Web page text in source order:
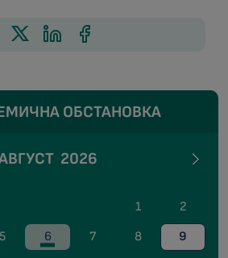
ОБСТАНОВКА
2026
1
2
5 6 7 8
9